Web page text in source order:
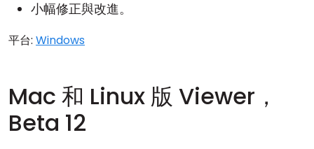
小幅修正與改進。
平台: Windows
Mac 和 Linux 版 Viewer，
Beta 12